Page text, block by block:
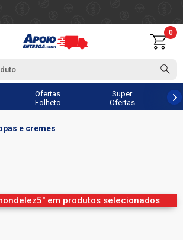
0
Ofertas
Folheto
Super
Ofertas
e cremes
em produtos selecionados